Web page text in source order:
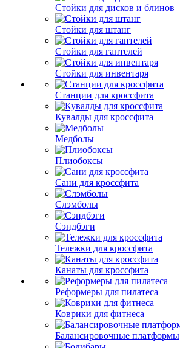
Стойки для дисков и блинов
Стойки для штанг
Стойки для гантелей
Стойки для инвентаря
Станции для кроссфита
Кувалды для кроссфита
Медболы
Плиобоксы
Сани для кроссфита
Слэмболы
Сэндбэги
Тележки для кроссфита
Канаты для кроссфита
Реформеры для пилатеса
Коврики для фитнеса
Балансировочные платформы